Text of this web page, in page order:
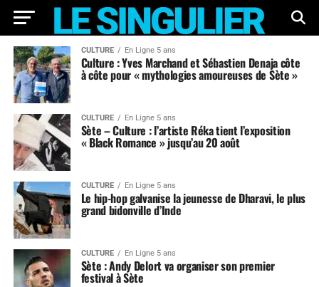
CULTURE En Ligne 5 ans
Culture : Yves Marchand et Sébastien Denaja côte
à côte pour « mythologies amoureuses de Sète »
CULTURE En Ligne 5 ans
Sète – Culture : l’artiste Réka tient l’exposition
« Black Romance » jusqu’au 20 août
CULTURE En Ligne 5 ans
Le hip-hop galvanise la jeunesse de Dharavi, le plus
grand bidonville d’Inde
CULTURE En Ligne 5 ans
Sète : Andy Delort va organiser son premier
festival à Sète